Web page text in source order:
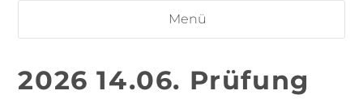
Menü
2026 14.06. Prüfung